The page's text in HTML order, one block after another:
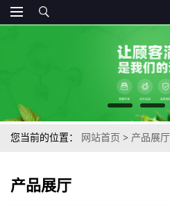
您当前的位置： 网站首页 > 产品展厅
产品展厅